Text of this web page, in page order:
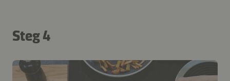
Steg 4